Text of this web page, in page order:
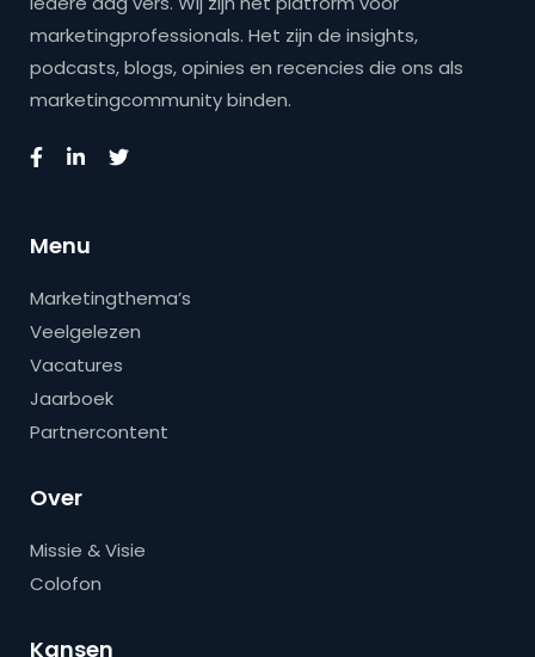
marketingprofessionals. Het zijn de insights,
podcasts, blogs, opinies en recencies die ons als
marketingcommunity binden.
Menu
Marketingthema’s
Veelgelezen
Vacatures
Jaarboek
Partnercontent
Over
Missie & Visie
Colofon
Kansen